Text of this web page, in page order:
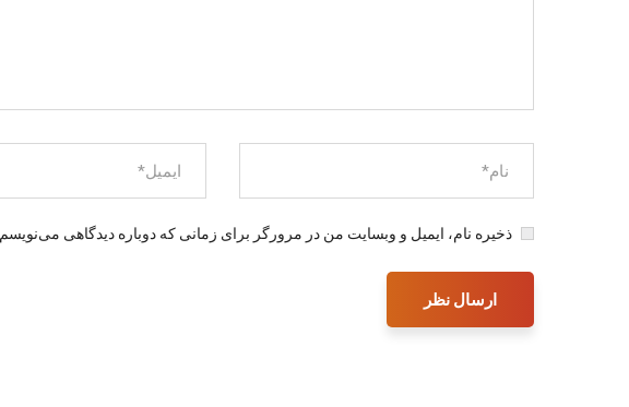
ذخیره نام، ایمیل و وبسایت من در مرورگر برای زمانی که دوباره دیدگاهی می‌نویسم.